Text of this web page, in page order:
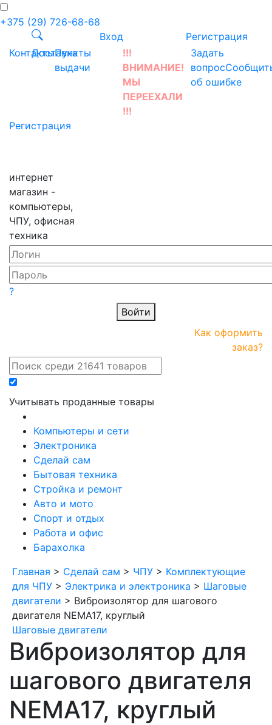
+375 (29) 726-68-68
Вход
Регистрация
КонтактыДоставка
Пункты
выдачи
!!!
ВНИМАНИЕ!
МЫ
ПЕРЕЕХАЛИ
!!!
Задать
вопрос
об ошибке
Регистрация
интернет
магазин -
компьютеры,
ЧПУ, офисная
техника
Как оформить
заказ?
Учитывать проданные товары
?
Войти
Компьютеры и сети
Электроника
Сделай сам
Бытовая техника
Стройка и ремонт
Авто и мото
Спорт и отдых
Работа и офис
Барахолка
Главная > Сделай сам > ЧПУ > Комплектующие
для ЧПУ > Электрика и электроника > Шаговые
двигатели > Виброизолятор для шагового
двигателя NEMA17, круглый
Шаговые двигатели
Виброизолятор для
шагового двигателя
NEMA17, круглый